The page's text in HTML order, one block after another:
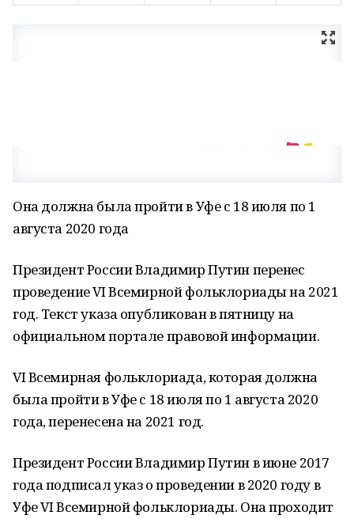
Она должна была пройти в Уфе с 18 июля по 1
августа 2020 года
Президент России Владимир Путин перенес
проведение VI Всемирной фольклориады на 2021
год. Текст указа опубликован в пятницу на
официальном портале правовой информации.
VI Всемирная фольклориада, которая должна
была пройти в Уфе с 18 июля по 1 августа 2020
года, перенесена на 2021 год.
Президент России Владимир Путин в июне 2017
года подписал указ о проведении в 2020 году в
Уфе VI Всемирной фольклориады. Она проходит